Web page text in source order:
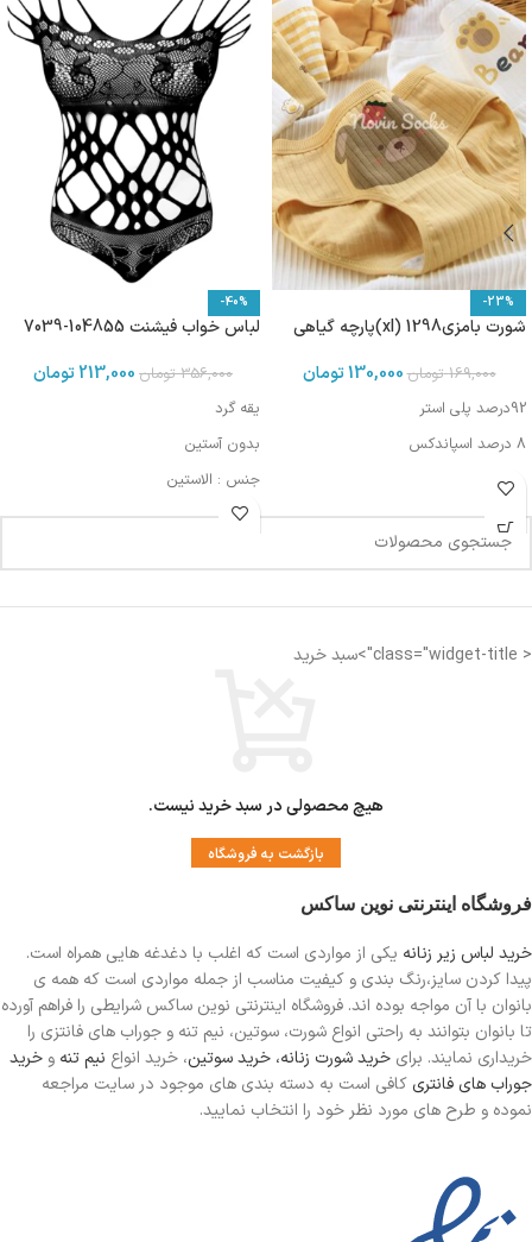
-23%
شورت بامزی1298 (xl)پارچه گیاهی
169,000 تومان130,000تومان
92درصد پلی استر
8 درصد اسپاندکس
-40%
لباس خواب فیشنت 104855-7039
356,000 تومان 213,000تومان
یقه گرد
بدون آستین
جنس : الاستین
طرح‌دار
< class="widget-title">سبد خرید
هیچ محصولی در سبد خرید نیست.
بازگشت به فروشگاه
فروشگاه اینترنتی نوین ساکس
خرید لباس زیر زنانه یکی از مواردی است که اغلب با دغدغه هایی همراه است.
پیدا کردن سایز،رنگ بندی و کیفیت مناسب از جمله مواردی است که همه ی
بانوان با آن مواجه بوده اند. فروشگاه اینترنتی نوین ساکس شرایطی را فراهم آورده
تا بانوان بتوانند به راحتی انواع شورت، سوتین، نیم تنه و جوراب های فانتزی را
خریداری نمایند. برای خرید شورت زنانه، خرید سوتین، خرید انواع نیم تنه و خرید
جوراب های فانتری کافی است به دسته بندی های موجود در سایت مراجعه
نموده و طرح های مورد نظر خود را انتخاب نمایید.